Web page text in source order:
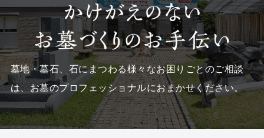
墓地・墓石、石にまつわる様々なお困りごとのご相談
は、お墓のプロフェッショナルにおまかせください。